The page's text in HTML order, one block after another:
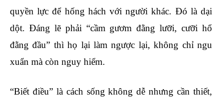
quyền lực để hống hách với người khác. Đó là dại
dột. Đáng lẽ phải “cầm gươm đằng lưỡi, cưỡi hổ
đằng đầu” thì họ lại làm ngược lại, không chỉ ngu
xuẩn mà còn nguy hiểm.
“Biết điều” là cách sống không dễ nhưng cần thiết,